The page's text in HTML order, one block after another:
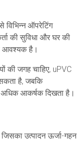
विभिन्न ऑपरेटिंग
की सुविधा और घर की
आवश्यक है।
की जगह चाहिए, uPVC
है, जबकि
अधिक आकर्षक दिखता है।
उत्पादन ऊर्जा-गहन